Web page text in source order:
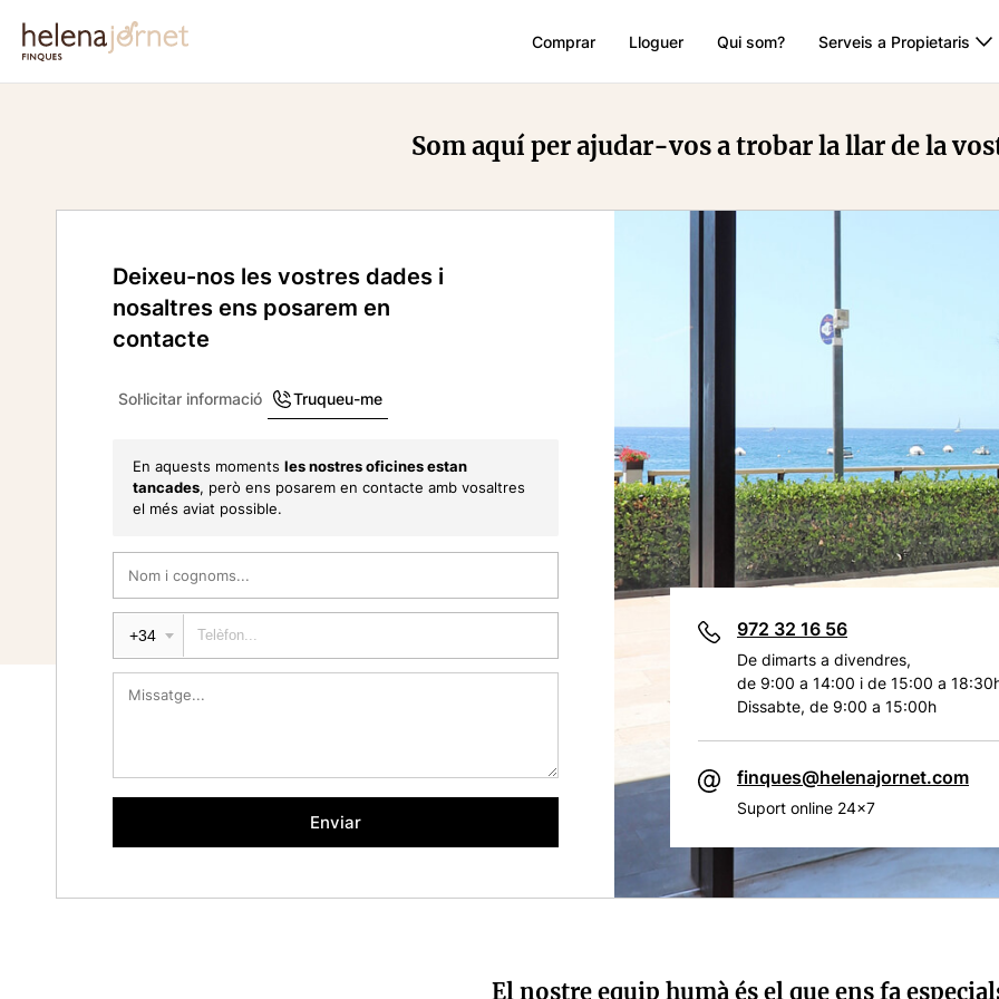
Comprar Lloguer Qui som? Serveis a Propietaris
Som aquí per ajudar-vos a trobar la llar de la
Deixeu-nos les vostres dades i
nosaltres ens posarem en
contacte
Sol·licitar informació Truqueu-me
En aquests moments les nostres oficines estan
tancades, però ens posarem en contacte amb vosaltres
el més aviat possible.
+34
Enviar
972 32 16 56
De dimarts a divendres,
de 9:00 a 14:00 i de 15:00 a
Dissabte, de 9:00 a 15:00h
finques@helenajornet.com
Suport online 24x7
El nostre equip humà és el que ens fa